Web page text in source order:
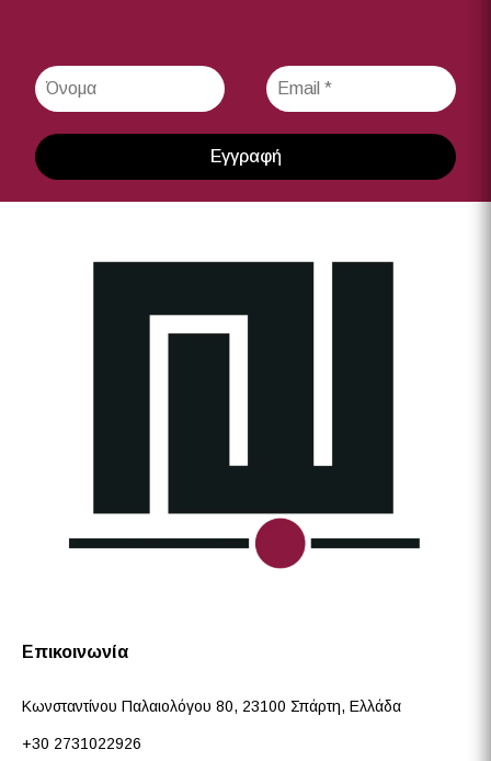
Επικοινωνία
Κωνσταντίνου Παλαιολόγου 80, 23100 Σπάρτη, Ελλάδα
+30 2731022926